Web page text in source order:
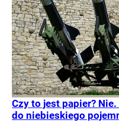
Czy to jest papier?
do niebieskiego